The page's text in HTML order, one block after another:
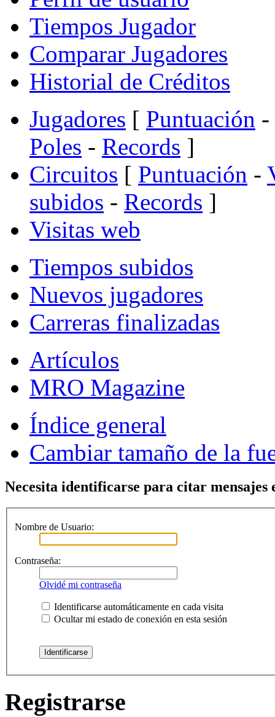
Tiempos Jugador
Comparar Jugadores
Historial de Créditos
Jugadores [ Puntuación -
Poles - Records ]
Circuitos [ Puntuación -
subidos - Records ]
Visitas web
Tiempos subidos
Nuevos jugadores
Carreras finalizadas
Artículos
MRO Magazine
Índice general
Cambiar tamaño de la
Necesita identificarse para citar mensajes
Nombre de Usuario:
Contraseña:
Olvidé mi contraseña
Identificarse automáticamente en cada visita
Ocultar mi estado de conexión en esta sesión
Registrarse